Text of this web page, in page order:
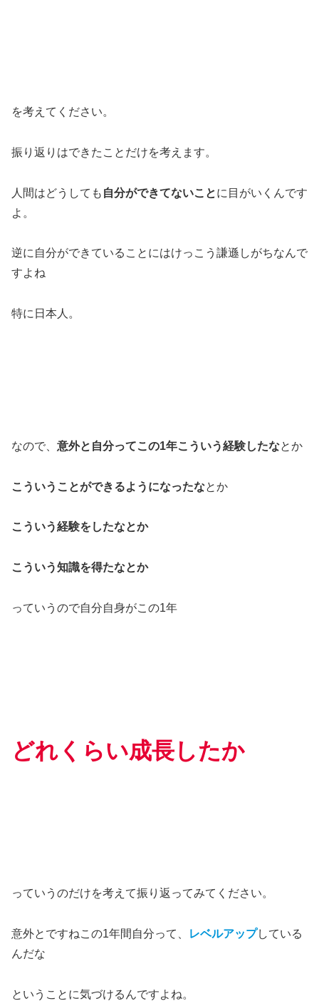
を考えてください。
振り返りはできたことだけを考えます。
人間はどうしても 自分ができてないことに目がいくんです
よ。
逆に自分ができていることにはけっこう謙遜しがちなんで
すよね
特に日本人。
なので、 意外と自分ってこの1年こういう経験したなとか
こういうことができるようになったなとか
こういう経験をしたなとか
こういう知識を得たなとか
っていうので自分自身がこの1年
どれくらい成長したか
っていうのだけを考えて振り返ってみてください。
意外とですねこの1年間自分って、 レベルアップしている
んだな
ということに気づけるんですよね。